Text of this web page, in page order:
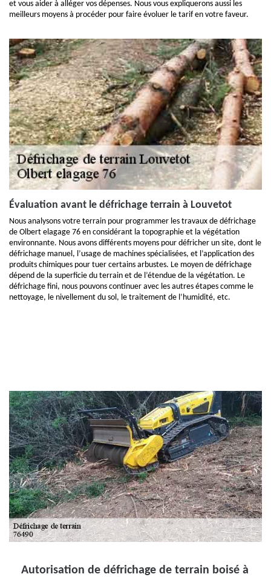
et vous aider à alléger vos dépenses. Nous vous expliquerons aussi les
meilleurs moyens à procéder pour faire évoluer le tarif en votre faveur.
Évaluation avant le défrichage terrain à Louvetot
Nous analysons votre terrain pour programmer les travaux de défrichage
de Olbert elagage 76 en considérant la topographie et la végétation
environnante. Nous avons différents moyens pour défricher un site, dont le
défrichage manuel, l’usage de machines spécialisées, et l’application des
produits chimiques pour tuer certains arbustes. Le moyen de défrichage
dépend de la superficie du terrain et de l’étendue de la végétation. Le
défrichage fini, nous pouvons continuer avec les autres étapes comme le
nettoyage, le nivellement du sol, le traitement de l’humidité, etc.
Autorisation de défrichage de terrain boisé à